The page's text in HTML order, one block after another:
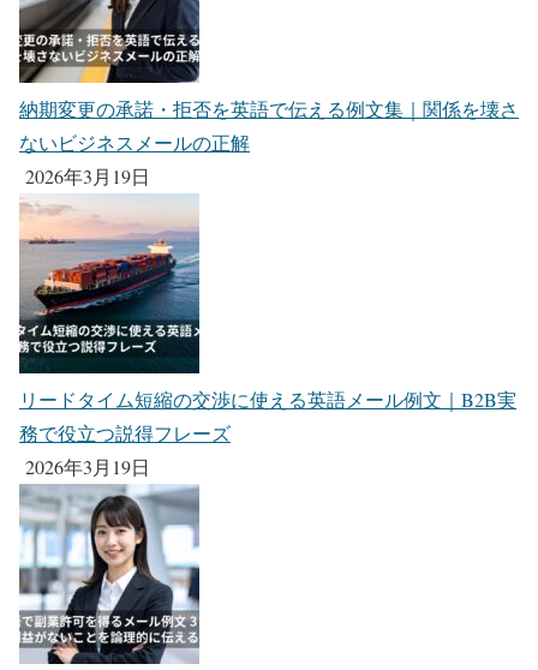
納期変更の承諾・拒否を英語で伝える例文集｜関係を壊さ
ないビジネスメールの正解
2026年3月19日
リードタイム短縮の交渉に使える英語メール例文｜B2B実
務で役立つ説得フレーズ
2026年3月19日